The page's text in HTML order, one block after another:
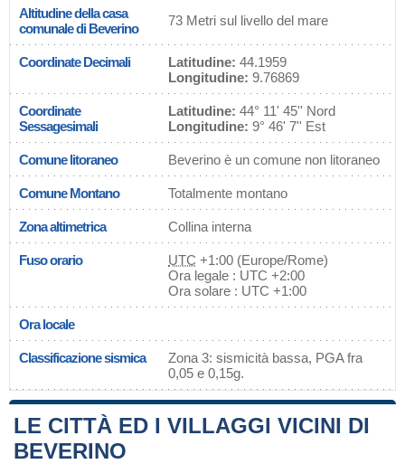
Altitudine della casa
comunale di Beverino
73 Metri sul livello del mare
Coordinate Decimali Latitudine: 44.1959
Longitudine: 9.76869
Coordinate
Sessagesimali
Latitudine: 44° 11' 45'' Nord
Longitudine: 9° 46' 7'' Est
Comune litoraneo Beverino è un comune non litoraneo
Comune Montano Totalmente montano
Zona altimetrica Collina interna
Fuso orario UTC +1:00 (Europe/Rome)
Ora legale : UTC +2:00
Ora solare : UTC +1:00
Ora locale
Classificazione sismica
Zona 3: sismicità bassa, PGA fra
0,05 e 0,15g.
LE CITTÀ ED I VILLAGGI VICINI DI
BEVERINO